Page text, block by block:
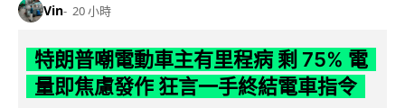
Vin 20 小時
特朗普嘲電動車主有里程病 剩 75% 電
量即焦慮發作 狂言一手終結電車指令